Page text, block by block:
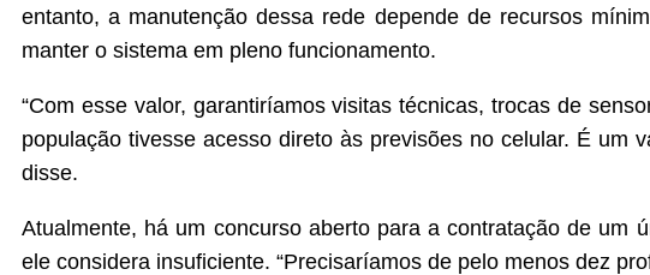
entanto, a manutenção dessa rede depende de recursos
manter o sistema em pleno funcionamento.
“Com esse valor, garantiríamos visitas técnicas, trocas de
população tivesse acesso direto às previsões no celular. É um
disse.
Atualmente, há um concurso aberto para a contratação de um
ele considera insuficiente. “Precisaríamos de pelo menos dez